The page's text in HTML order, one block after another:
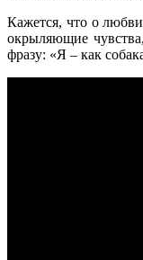
Кажется, что о
окрыляющие
фразу: «Я – как